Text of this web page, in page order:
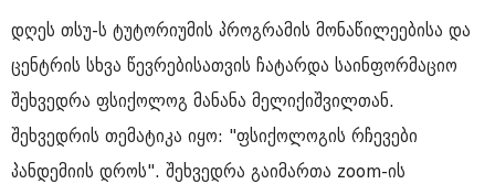
დღეს თსუ-ს ტუტორიუმის პროგრამის მონაწილეებისა და
ცენტრის სხვა წევრებისათვის ჩატარდა საინფორმაციო
შეხვედრა ფსიქოლოგ მანანა მელიქიშვილთან.
შეხვედრის თემატიკა იყო: "ფსიქოლოგის რჩევები
პანდემიის დროს". შეხვედრა გაიმართა zoom-ის